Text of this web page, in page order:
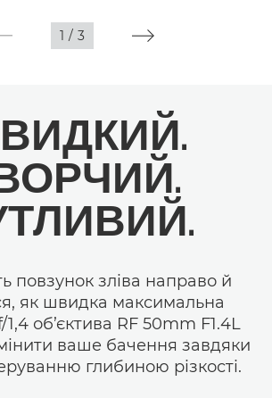
1 / 3
повзунок зліва направо й
як швидка максимальна
об’єктива RF 50mm F1.4L
ваше бачення завдяки
глибиною різкості.